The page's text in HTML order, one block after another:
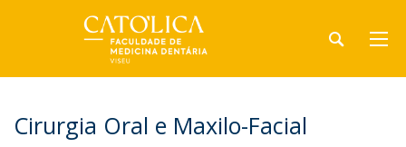
Cirurgia Oral e Maxilo-Facial